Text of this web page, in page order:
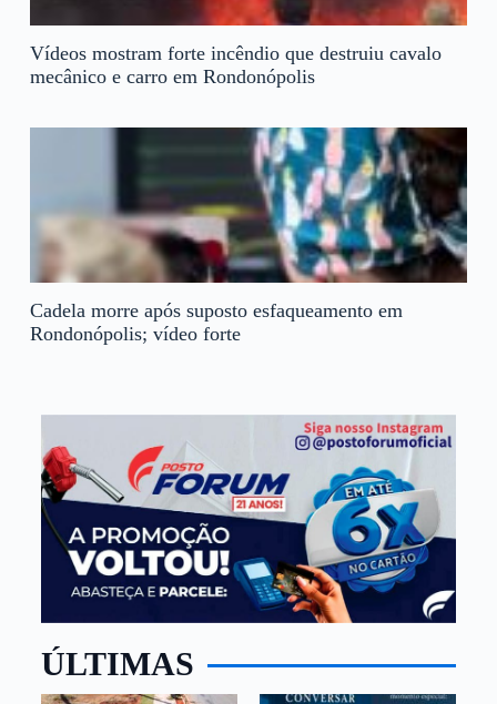
Vídeos mostram forte incêndio que destruiu cavalo
mecânico e carro em Rondonópolis
Cadela morre após suposto esfaqueamento em
Rondonópolis; vídeo forte
ÚLTIMAS